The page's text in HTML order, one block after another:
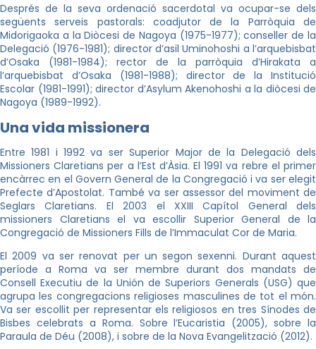
Després de la seva ordenació sacerdotal va ocupar-se dels
següents serveis pastorals: coadjutor de la Parròquia de
Midorigaoka a la Diòcesi de Nagoya (1975-1977); conseller de la
Delegació (1976-1981); director d’asilUminohoshi a l’arquebisbat
d’Osaka (1981-1984); rector de la parròquia d’Hirakata a
l’arquebisbat d’Osaka (1981-1988); director de la Institució
Escolar (1981-1991); director d’Asylum Akenohoshi a la diòcesi de
Nagoya (1989-1992).
Una vida missionera
Entre 1981 i 1992 va ser Superior Major de la Delegació dels
Missioners Claretians per a l’Est d’Àsia. El 1991 va rebre el primer
encàrrec en el Govern General de la Congregació i va ser elegit
Prefecte d’Apostolat. També va ser assessor del moviment de
Seglars Claretians. El 2003 el XXIII Capítol General dels
missioners Claretians el va escollir Superior General de la
Congregació de Missioners Fills de l’Immaculat Cor de Maria.
El 2009 va ser renovat per un segon sexenni. Durant aquest
període a Roma va ser membre durant dos mandats de
Consell Executiu de la Unión de Superiors Generals (USG) que
agrupa les congregacions religioses masculines de tot el món.
Va ser escollit per representar els religiosos en tres Sínodes de
Bisbes celebrats a Roma. Sobre l’Eucaristia (2005), sobre la
Paraula de Déu (2008), i sobre de la Nova Evangelització (2012).